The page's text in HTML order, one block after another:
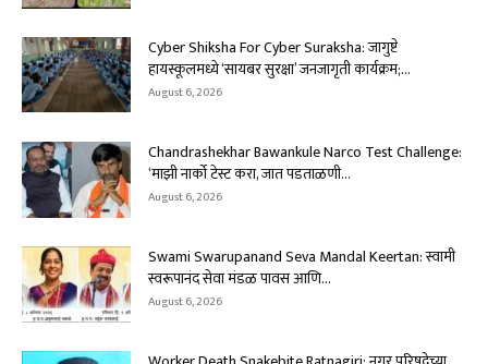
Cyber Shiksha For Cyber Suraksha: जागुष्टे
हायस्कूलमध्ये ‘सायबर सुरक्षा’ जनजागृती कार्यक्रम;...
August 6, 2026
Chandrashekhar Bawankule Narco Test Challenge:
‘माझी नार्को टेस्ट करा, जात पडताळणी...
August 6, 2026
Swami Swarupanand Seva Mandal Keertan: स्वामी
स्वरूपानंद सेवा मंडळ पावस आणि...
August 6, 2026